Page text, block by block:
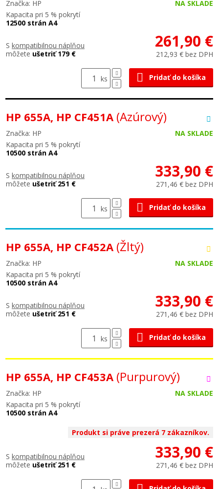
Značka: HP
NA SKLADE
Kapacita pri 5 % pokrytí
12500 strán A4
S kompatibilnou náplňou
môžete ušetriť 179 €
261,90 €
212,93 € bez DPH
ks Pridať do košíka
HP 655A, HP CF451A (Azúrový)
Značka: HP
NA SKLADE
Kapacita pri 5 % pokrytí
10500 strán A4
S kompatibilnou náplňou
môžete ušetriť 251 €
333,90 €
271,46 € bez DPH
ks Pridať do košíka
HP 655A, HP CF452A (Žltý)
Značka: HP
NA SKLADE
Kapacita pri 5 % pokrytí
10500 strán A4
S kompatibilnou náplňou
môžete ušetriť 251 €
333,90 €
271,46 € bez DPH
ks Pridať do košíka
HP 655A, HP CF453A (Purpurový)
Značka: HP
NA SKLADE
Kapacita pri 5 % pokrytí
10500 strán A4
Produkt si práve prezerá 7 zákazníkov.
S kompatibilnou náplňou
môžete ušetriť 251 €
333,90 €
271,46 € bez DPH